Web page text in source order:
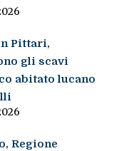
Pittari,
gli scavi
abitato lucano
Regione